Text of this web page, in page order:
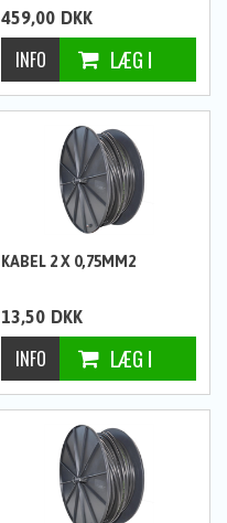
459,00 DKK
KABEL 2 X 0,75MM2
13,50 DKK